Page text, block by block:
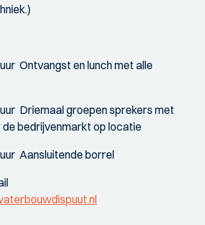
Ontvangst en lunch met alle
Driemaal groepen sprekers met
bedrijvenmarkt op locatie
Aansluitende borrel